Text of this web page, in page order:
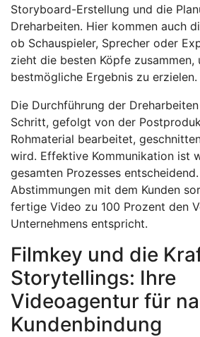
Storyboard-Erstellung und die
Dreharbeiten. Hier kommen auch
ob Schauspieler, Sprecher oder
zieht die besten Köpfe zusammen,
bestmögliche Ergebnis zu erzielen.
Die Durchführung der
Schritt, gefolgt von der
Rohmaterial bearbeitet,
wird. Effektive Kommunikation ist
gesamten Prozesses
Abstimmungen mit dem Kunden
fertige Video zu 100 Prozent den
Unternehmens entspricht.
Filmkey und die
Storytellings: Ihre
Videoagentur für
Kundenbindung